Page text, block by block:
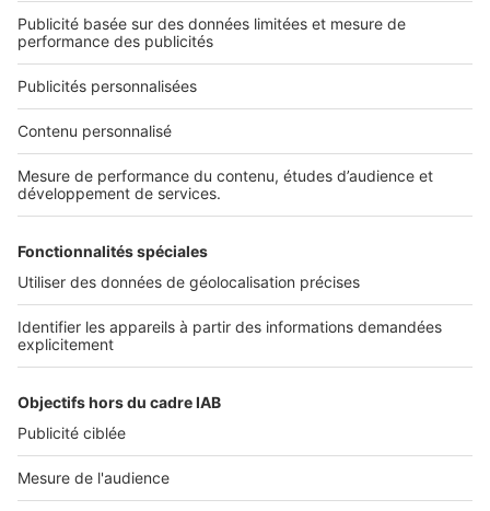
Nous contacter
Nous recrutons
NOS APPLICATIONS
Découvrez nos applications
Tous nos services pro
Accès client
À DÉCOUVRIR
Annuaire des professionnels
Tout l'immobilier
Toutes les villes
Tous les départements
Toutes les régions